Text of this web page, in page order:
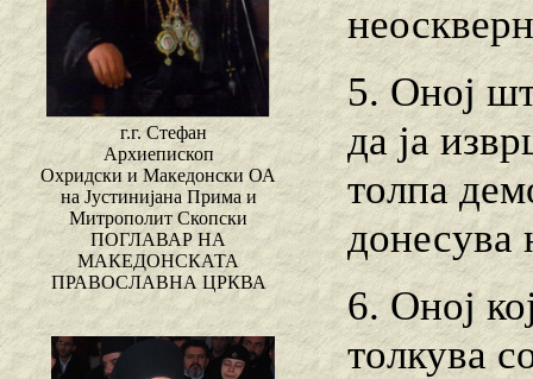
г.г. Стефан
Архиепископ
Охридски и Македонски ОА
на Јустинијана Прима и
Митрополит Скопски
ПОГЛАВАР НА
МАКЕДОНСКАТА
ПРАВОСЛАВНА ЦРКВА
5. Оној
да ја
толпа
донесува
6. Оној
толкува